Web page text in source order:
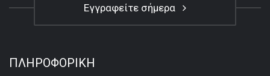
Εγγραφείτε σήμερα
ΠΛΗΡΟΦΟΡΙΚΉ